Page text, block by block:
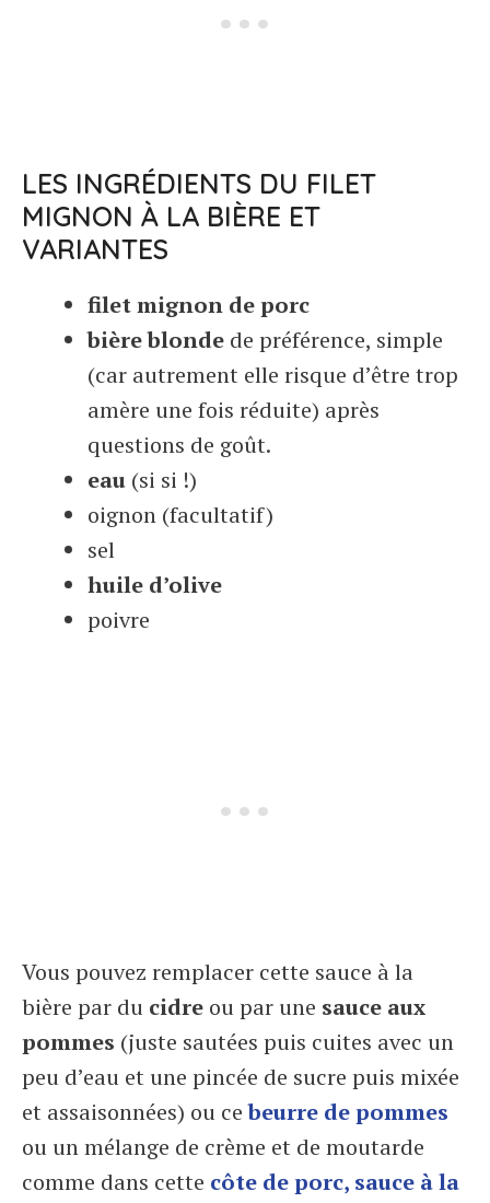
LES INGRÉDIENTS DU FILET
MIGNON À LA BIÈRE ET
VARIANTES
filet mignon de porc
bière blonde de préférence, simple
(car autrement elle risque d’être trop
amère une fois réduite) après
questions de goût.
eau (si si !)
oignon (facultatif)
sel
huile d’olive
poivre
Vous pouvez remplacer cette sauce à la
bière par du cidre ou par une sauce aux
pommes (juste sautées puis cuites avec un
peu d’eau et une pincée de sucre puis mixée
et assaisonnées) ou cebeurre de pommes
ou un mélange de crème et de moutarde
comme dans cette côte de porc, sauce à la